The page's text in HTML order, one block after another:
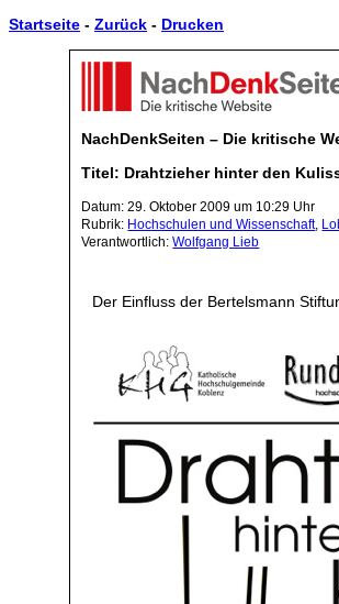
Startseite - Zurück - Drucken
NachDenkSeiten – Die kritische
Titel: Drahtzieher hinter den
Datum: 29. Oktober 2009 um 10:29 Uhr
Rubrik: Hochschulen und Wissenschaft,
Verantwortlich:Wolfgang Lieb
Der Einfluss der Bertelsmann